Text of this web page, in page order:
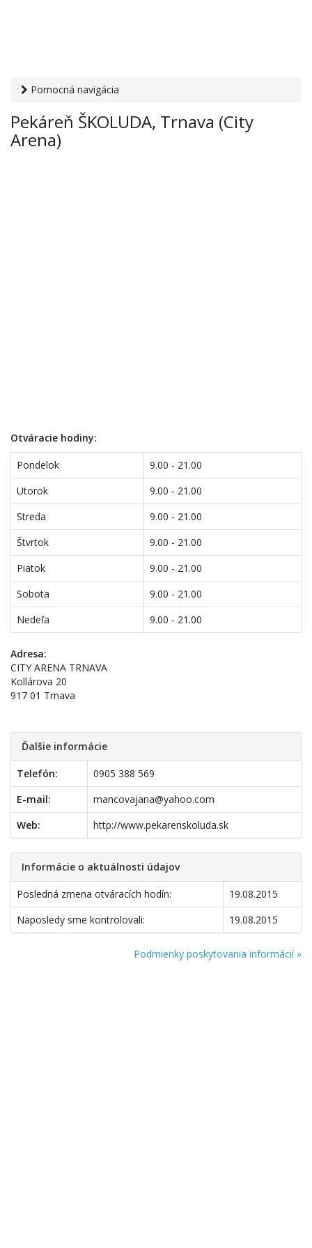
Pomocná navigácia
Pekáreň ŠKOLUDA, Trnava (City Arena)
Pekáreň ŠKOLUDA, Trnava (City
Arena)
Otváracie hodiny:
Pondelok
9.00 - 21.00
Utorok
9.00 - 21.00
Streda
9.00 - 21.00
Štvrtok
9.00 - 21.00
Piatok
9.00 - 21.00
Sobota
9.00 - 21.00
Nedeľa
9.00 - 21.00
Adresa:
CITY ARENA TRNAVA
Kollárova 20
917 01 Trnava
Ďalšie informácie
Telefón:
0905 388 569
E-mail:
mancovajana@yahoo.com
Web:
http://www.pekarenskoluda.sk
Informácie o aktuálnosti údajov
Posledná zmena otváracích hodín:
19.08.2015
Naposledy sme kontrolovali:
19.08.2015
Podmienky poskytovania informácií »